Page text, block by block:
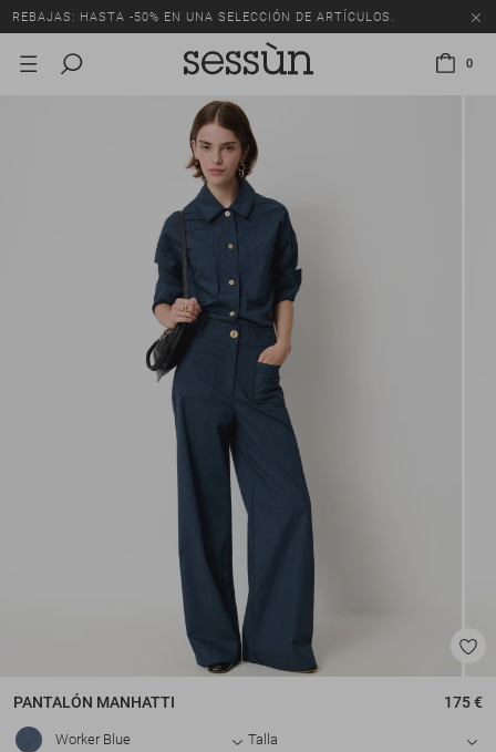
REBAJAS: HASTA -50% EN UNA SELECCIÓN DE ARTÍCULOS.
0
PANTALÓN MANHATTI 175 €
Worker Blue Talla